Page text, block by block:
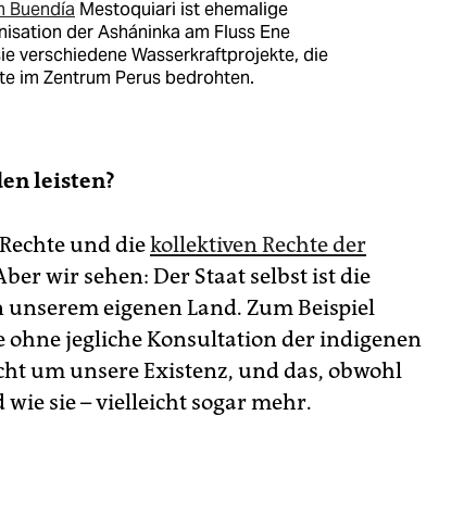
Buendía Mestoquiari ist ehemalige
der Asháninka am Fluss Ene
verschiedene Wasserkraftprojekte, die
im Zentrum Perus bedrohten.
leisten?
und diekollektiven Rechte der
wir sehen: Der Staat selbst ist die
eigenen Land. Zum Beispiel
ohne jegliche Konsultation der indigenen
um unsere Existenz, und das, obwohl
sie – vielleicht sogar mehr.